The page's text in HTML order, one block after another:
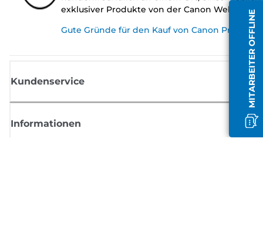
MITARBEITER OFFLINE
exklusiver Produkte von der Canon Website.
Gute Gründe für den Kauf von Canon
Kundenservice
Informationen